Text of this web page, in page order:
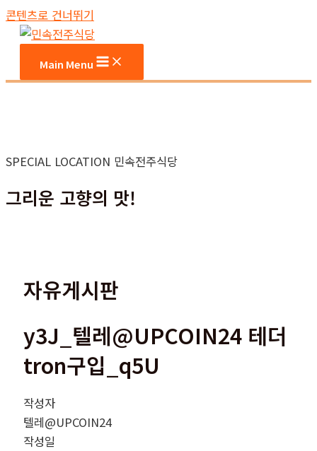
콘텐츠로 건너뛰기
Main Menu
SPECIAL LOCATION 민속전주식당
그리운 고향의 맛!
자유게시판
y3J_텔레@UPCOIN24 테더
tron구입_q5U
작성자
텔레@UPCOIN24
작성일